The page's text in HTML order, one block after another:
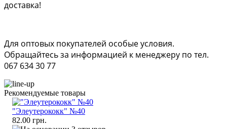
доставка!
Для оптовых покупателей особые условия.
Обращайтесь за информацией к менеджеру по тел.
067 634 30 77
Рекомендуемые товары
"Элеутерококк" №40
82.00 грн.